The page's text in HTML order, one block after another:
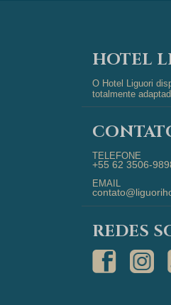
HOTEL
O Hotel Liguori
totalmente
TELEFONE
+55 62 3506-
EMAIL
REDES